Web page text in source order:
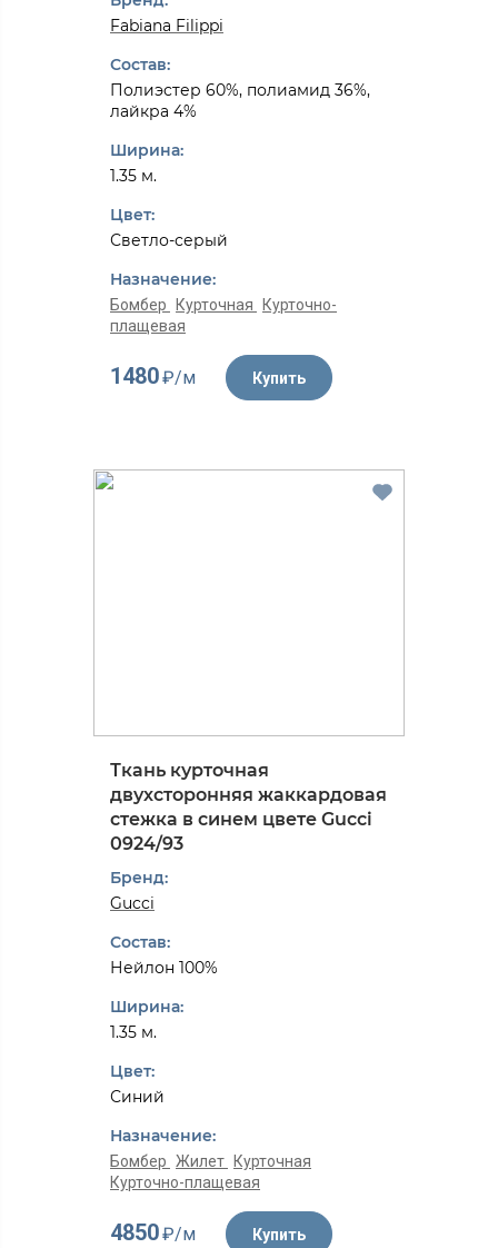
Fabiana Filippi
Состав:
Полиэстер 60%, полиамид 36%,
лайкра 4%
Ширина:
1.35 м.
Цвет:
Светло-серый
Назначение:
Бомбер Курточная
Курточно-
плащевая
1480₽/м Купить
Ткань курточная
двухсторонняя жаккардовая
стежка в синем цвете Gucci
0924/93
Бренд:
Gucci
Состав:
Нейлон 100%
Ширина:
1.35 м.
Цвет:
Синий
Назначение:
Бомбер Жилет
Курточная
Курточно-плащевая
4850₽/м Купить